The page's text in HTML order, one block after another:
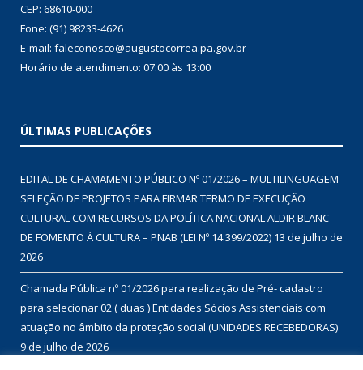
CEP: 68610-000
Fone: (91) 98233-4626
E-mail: faleconosco@augustocorrea.pa.gov.br
Horário de atendimento: 07:00 às 13:00
ÚLTIMAS PUBLICAÇÕES
EDITAL DE CHAMAMENTO PÚBLICO Nº 01/2026 – MULTILINGUAGEM
SELEÇÃO DE PROJETOS PARA FIRMAR TERMO DE EXECUÇÃO
CULTURAL COM RECURSOS DA POLÍTICA NACIONAL ALDIR BLANC
DE FOMENTO À CULTURA – PNAB (LEI Nº 14.399/2022) 13 de julho de
2026
Chamada Pública nº 01/2026 para realização de Pré- cadastro
para selecionar 02 ( duas ) Entidades Sócios Assistenciais com
atuação no âmbito da proteção social (UNIDADES RECEBEDORAS)
9 de julho de 2026